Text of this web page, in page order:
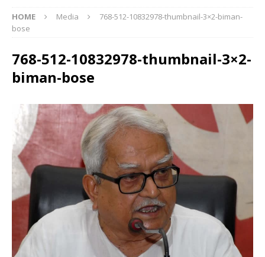
HOME Media
768-512-10832978-thumbnail-3×2-biman-
bose
768-512-10832978-thumbnail-3×2-
biman-bose